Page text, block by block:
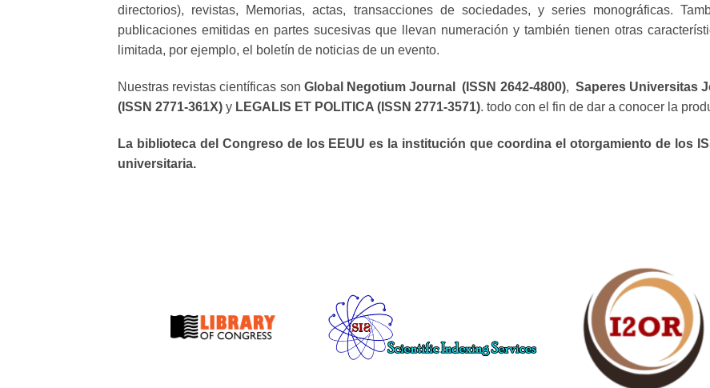
directorios), revistas, Memorias, actas, transacciones de sociedades, y series monográficas.
publicaciones emitidas en partes sucesivas que llevan numeración y también tienen otras
limitada, por ejemplo, el boletín de noticias de un evento.
Nuestras revistas científicas son Global Negotium Journal (ISSN 2642-4800), Saperes Universitas
(ISSN 2771-361X) y LEGALIS ET POLITICA (ISSN 2771-3571). todo con el fin de dar a conocer la
La biblioteca del Congreso de los EEUU es la institución que coordina el otorgamiento de los
universitaria.